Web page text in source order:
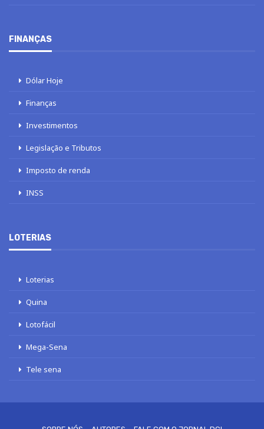
FINANÇAS
Dólar Hoje
Finanças
Investimentos
Legislação e Tributos
Imposto de renda
INSS
LOTERIAS
Loterias
Quina
Lotofácil
Mega-Sena
Tele sena